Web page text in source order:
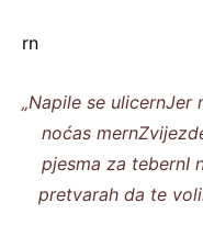
rn
„Napile se ulicernJer
noćas
pjesma za tebernI
pretvarah da te